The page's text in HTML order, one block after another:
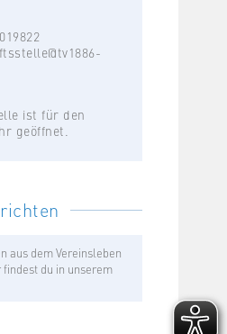
ist für den
geöffnet.
aus dem Vereinsleben
findest du in unserem